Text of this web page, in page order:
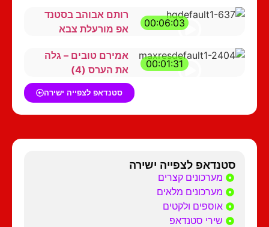
00:06:03
רותם אבוהב בסטנד
אפ מורעלת צבא
00:01:31
אמירם טובים – גלה
את הערס (4)
סטנדאפ לצפייה ישירה
סטנדאפ לצפייה ישירה
מערכונים קצרים
מערכונים מלאים
אוספים ולקטים
שירי סטנדאפ